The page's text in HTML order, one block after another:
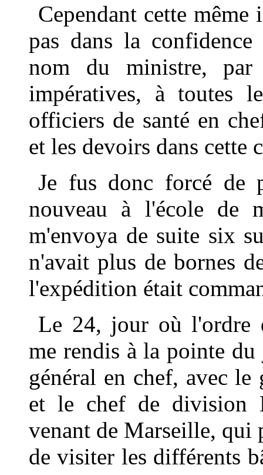
Cependant cette
pas dans la
nom du ministre, par
impératives, à toutes
officiers de santé en
et les devoirs dans cette
Je fus donc forcé de
nouveau à l'école de
m'envoya de suite six
n'avait plus de bornes
l'expédition était
Le 24, jour où l'ordre
me rendis à la pointe
général en chef, avec
et le chef de division
venant de Marseille,
de visiter les différents